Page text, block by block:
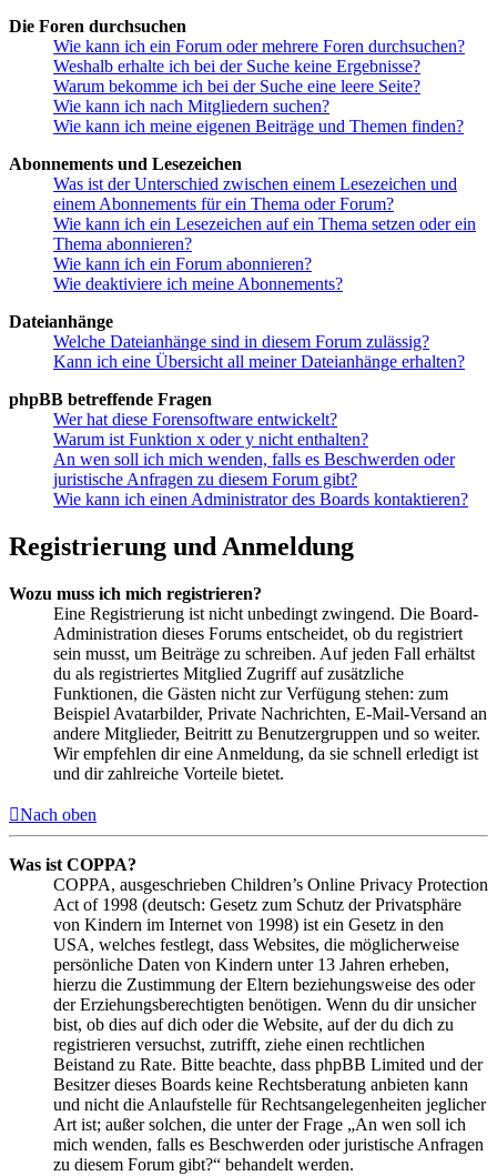
Die Foren durchsuchen
Wie kann ich ein Forum oder mehrere Foren durchsuchen?
Weshalb erhalte ich bei der Suche keine Ergebnisse?
Warum bekomme ich bei der Suche eine leere Seite?
Wie kann ich nach Mitgliedern suchen?
Wie kann ich meine eigenen Beiträge und Themen finden?
Abonnements und Lesezeichen
Was ist der Unterschied zwischen einem Lesezeichen und
einem Abonnements für ein Thema oder Forum?
Wie kann ich ein Lesezeichen auf ein Thema setzen oder ein
Thema abonnieren?
Wie kann ich ein Forum abonnieren?
Wie deaktiviere ich meine Abonnements?
Dateianhänge
Welche Dateianhänge sind in diesem Forum zulässig?
Kann ich eine Übersicht all meiner Dateianhänge erhalten?
phpBB betreffende Fragen
Wer hat diese Forensoftware entwickelt?
Warum ist Funktion x oder y nicht enthalten?
An wen soll ich mich wenden, falls es Beschwerden oder
juristische Anfragen zu diesem Forum gibt?
Wie kann ich einen Administrator des Boards kontaktieren?
Registrierung und Anmeldung
Wozu muss ich mich registrieren?
Eine Registrierung ist nicht unbedingt zwingend. Die Board-
Administration dieses Forums entscheidet, ob du registriert
sein musst, um Beiträge zu schreiben. Auf jeden Fall erhältst
du als registriertes Mitglied Zugriff auf zusätzliche
Funktionen, die Gästen nicht zur Verfügung stehen: zum
Beispiel Avatarbilder, Private Nachrichten, E-Mail-Versand an
andere Mitglieder, Beitritt zu Benutzergruppen und so weiter.
Wir empfehlen dir eine Anmeldung, da sie schnell erledigt ist
und dir zahlreiche Vorteile bietet.
Nach oben
Was ist COPPA?
COPPA, ausgeschrieben Children’s Online Privacy Protection
Act of 1998 (deutsch: Gesetz zum Schutz der Privatsphäre
von Kindern im Internet von 1998) ist ein Gesetz in den
USA, welches festlegt, dass Websites, die möglicherweise
persönliche Daten von Kindern unter 13 Jahren erheben,
hierzu die Zustimmung der Eltern beziehungsweise des oder
der Erziehungsberechtigten benötigen. Wenn du dir unsicher
bist, ob dies auf dich oder die Website, auf der du dich zu
registrieren versuchst, zutrifft, ziehe einen rechtlichen
Beistand zu Rate. Bitte beachte, dass phpBB Limited und der
Besitzer dieses Boards keine Rechtsberatung anbieten kann
und nicht die Anlaufstelle für Rechtsangelegenheiten jeglicher
Art ist; außer solchen, die unter der Frage „An wen soll ich
mich wenden, falls es Beschwerden oder juristische Anfragen
zu diesem Forum gibt?“ behandelt werden.